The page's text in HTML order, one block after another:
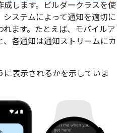
成します。ビルダークラスを使
ステムによって通知を適切に
ます。たとえば、モバイルア
各通知は通知ストリームにカ
表示されるかを示していま